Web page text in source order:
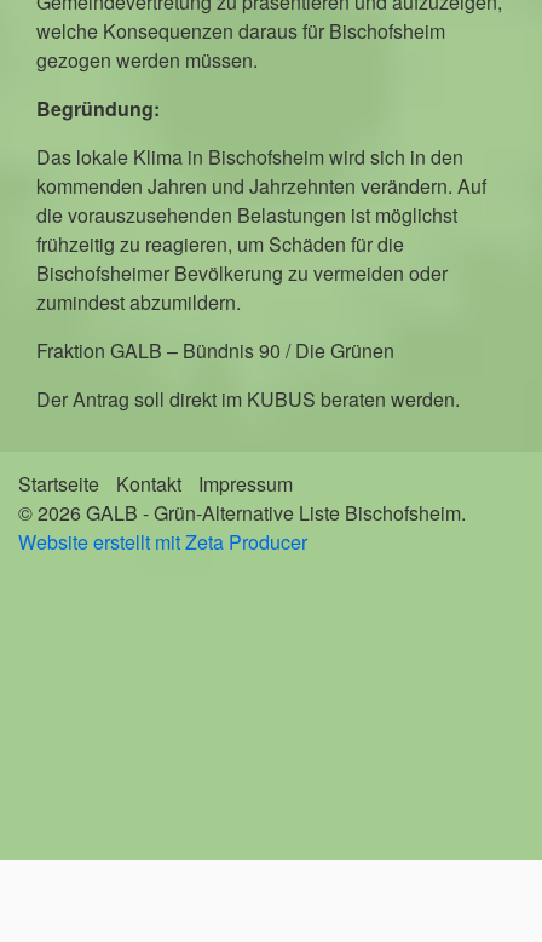
welche Konsequenzen daraus für Bischofsheim
gezogen werden müssen.
Begründung:
Das lokale Klima in Bischofsheim wird sich in den
kommenden Jahren und Jahrzehnten verändern. Auf
die vorauszusehenden Belastungen ist möglichst
frühzeitig zu reagieren, um Schäden für die
Bischofsheimer Bevölkerung zu vermeiden oder
zumindest abzumildern.
Fraktion GALB – Bündnis 90 / Die Grünen
Der Antrag soll direkt im KUBUS beraten werden.
Startseite Kontakt
Impressum
© 2026 GALB - Grün-Alternative Liste Bischofsheim.
Website erstellt mit Zeta Producer